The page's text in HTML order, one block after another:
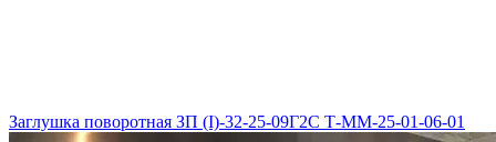
Заглушка поворотная ЗП (I)-32-25-09Г2С Т-ММ-25-01-06-01